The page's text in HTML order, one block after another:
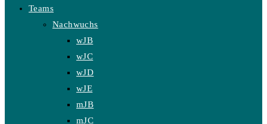
Teams
Nachwuchs
wJB
wJC
wJD
wJE
mJB
mJC